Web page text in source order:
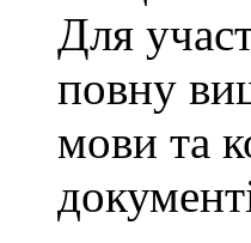
Для
повну
мови та